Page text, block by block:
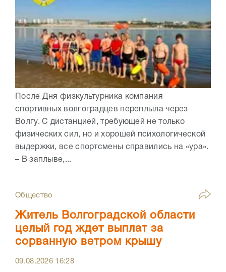
После Дня физкультурника компания
спортивных волгоградцев переплыла через
Волгу. С дистанцией, требующей не только
физических сил, но и хорошей психологической
выдержки, все спортсмены справились на «ура».
– В заплыве,...
Общество
Житель Волгоградской области
целый год ждет выплат за
сорванную ветром крышу
09.08.2026 16:28